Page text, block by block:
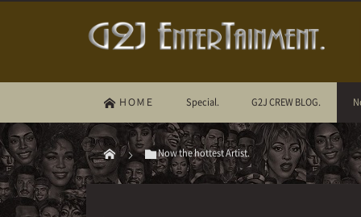
ＨＯＭＥ Special. G2J CREW BLOG.
Now the hottest Artist.